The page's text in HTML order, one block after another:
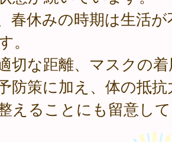
春休みの時期は生活が
。
切な距離、マスクの
防策に加え、体の抵
えることにも留意し